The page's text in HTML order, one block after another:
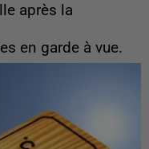
après la
en garde à vue.